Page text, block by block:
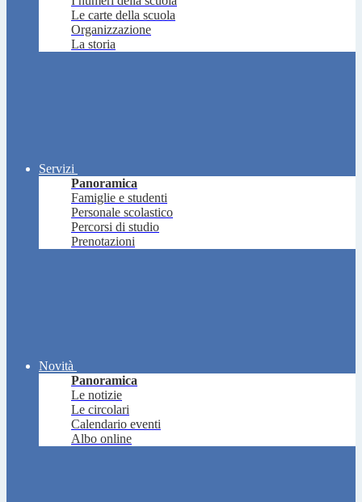
Le carte della scuola
Organizzazione
La storia
Servizi
Panoramica
Famiglie e studenti
Personale scolastico
Percorsi di studio
Prenotazioni
Novità
Panoramica
Le notizie
Le circolari
Calendario eventi
Albo online